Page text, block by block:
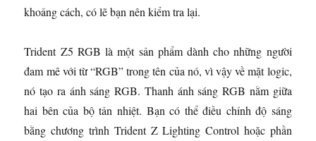
khoảng cách, có lẽ bạn nên kiểm tra lại.
Trident Z5 RGB là một sản phẩm dành cho những người
đam mê với từ “RGB” trong tên của nó, vì vậy về mặt logic,
nó tạo ra ánh sáng RGB. Thanh ánh sáng RGB nằm giữa
hai bên của bộ tản nhiệt. Bạn có thể điều chỉnh độ sáng
bằng chương trình Trident Z Lighting Control hoặc phần